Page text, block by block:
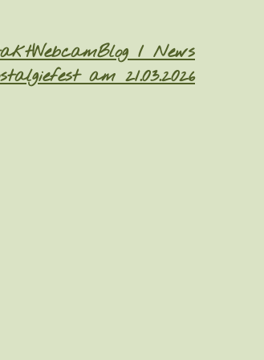
WebcamBlog / News
am 21.03.2026